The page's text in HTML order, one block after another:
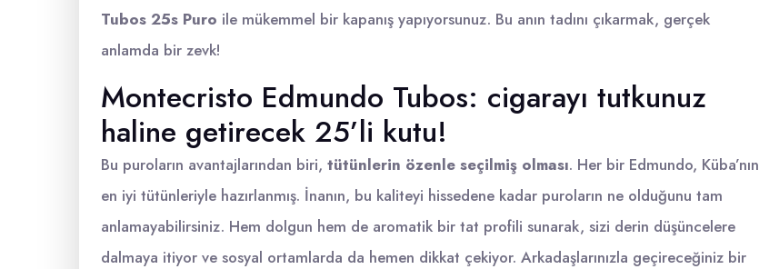
Tubos 25s Puro ile mükemmel bir kapanış yapıyorsunuz. Bu anın tadını çıkarmak, gerçek
anlamda bir zevk!
Montecristo Edmundo Tubos: cigarayı tutkunuz
haline getirecek 25’li kutu!
Bu puroların avantajlarından biri, tütünlerin özenle seçilmiş olması. Her bir Edmundo, Küba’nın
en iyi tütünleriyle hazırlanmış. İnanın, bu kaliteyi hissedene kadar puroların ne olduğunu tam
anlamayabilirsiniz. Hem dolgun hem de aromatik bir tat profili sunarak, sizi derin düşüncelere
dalmaya itiyor ve sosyal ortamlarda da hemen dikkat çekiyor. Arkadaşlarınızla geçireceğiniz bir